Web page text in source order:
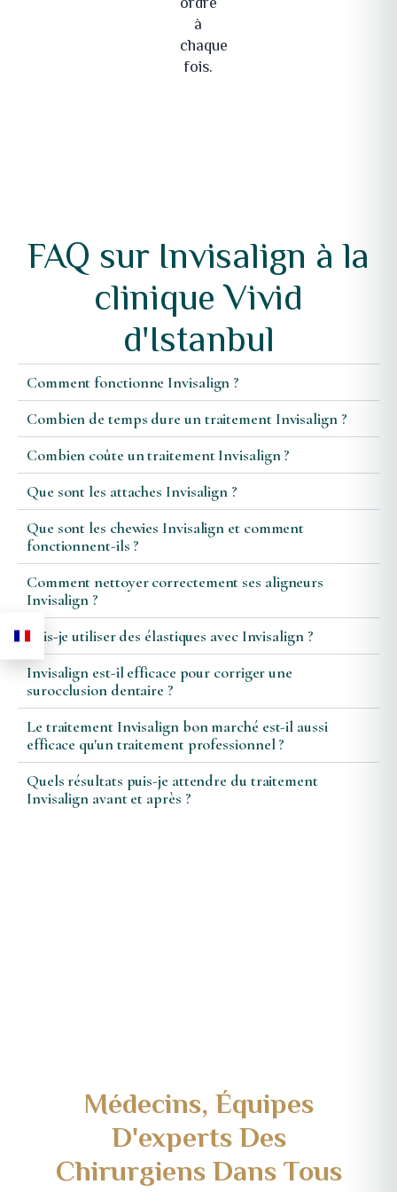
à
chaque
fois.
FAQ sur Invisalign à la
clinique Vivid
d'Istanbul
Comment fonctionne Invisalign ?
Combien de temps dure un traitement Invisalign ?
Combien coûte un traitement Invisalign ?
Que sont les attaches Invisalign ?
Que sont les chewies Invisalign et comment
fonctionnent-ils ?
Comment nettoyer correctement ses aligneurs
Invisalign ?
Puis-je utiliser des élastiques avec Invisalign ?
Invisalign est-il efficace pour corriger une
surocclusion dentaire ?
Le traitement Invisalign bon marché est-il aussi
efficace qu'un traitement professionnel ?
Quels résultats puis-je attendre du traitement
Invisalign avant et après ?
Médecins, Équipes
D'expertsDes
Chirurgiens Dans Tous